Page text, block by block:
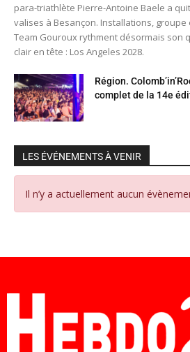
para-triathlète Pierre-Antoine Baele a
valises à Besançon. Installations,
Team Gouroux rythment désormais son
clair en tête : Los Angeles 2028.
Région.
complet de la 14e
LES ÉVÉNEMENTS À VENIR
Il n’y a actuellement aucun